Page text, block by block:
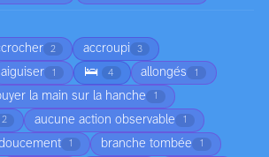
2 accroupi 3
aiguiser 1 🛌 4 allongés 1
la main sur la hanche 1
2 aucune action observable 1
1 branche tombée 1